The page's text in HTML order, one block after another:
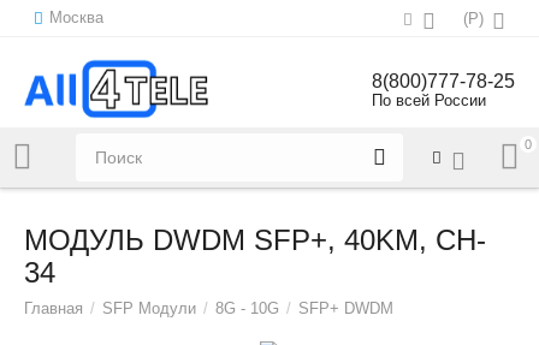
Москва (Р)
Напишите нам:sales@all4tele.com
8(800)777-78-25
По всей России
0
МОДУЛЬ DWDM SFP+, 40KM, CH-
34
Главная / SFP Модули / 8G - 10G / SFP+ DWDM